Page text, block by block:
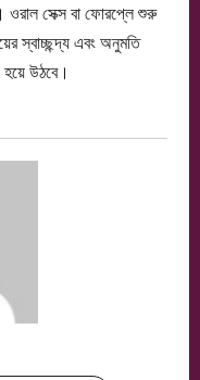
ওরাল সেক্স বা ফোরপ্লে শুরু
স্বাচ্ছন্দ্য এবং অনুমতি
উঠবে।